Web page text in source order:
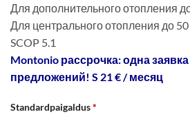
составляла
1250 €.
1000 €.
Для дополнительного отопления
Для центрального отопления до 50
SCOP 5.1
Montonio рассрочка: одна
предложений! S 21 € / месяц
Standardpaigaldus*